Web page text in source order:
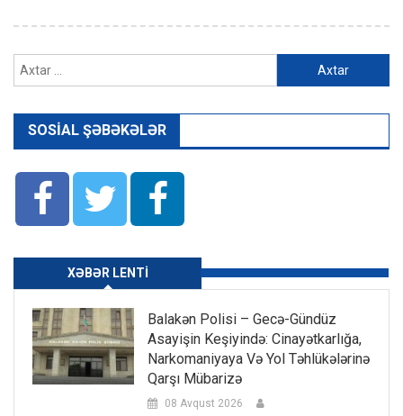
SOSIAL ŞƏBƏKƏLƏR
XƏBƏR LENTI
Balakən Polisi – Gecə-Gündüz
Asayişin Keşiyində: Cinayətkarlığa,
Narkomaniyaya Və Yol Təhlükələrinə
Qarşı Mübarizə
08 Avqust 2026